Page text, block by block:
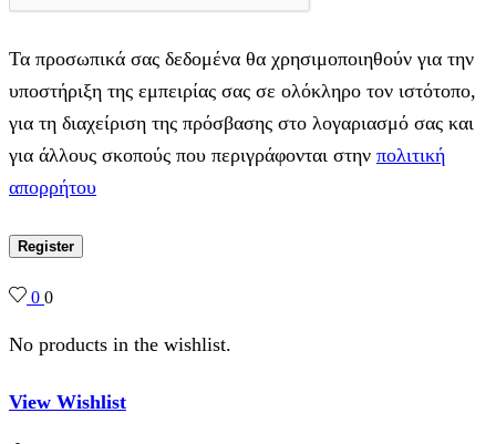
Τα προσωπικά σας δεδομένα θα χρησιμοποιηθούν για την
υποστήριξη της εμπειρίας σας σε ολόκληρο τον ιστότοπο,
για τη διαχείριση της πρόσβασης στο λογαριασμό σας και
για άλλους σκοπούς που περιγράφονται στην πολιτική
απορρήτου
Register
0 0
No products in the wishlist.
View Wishlist